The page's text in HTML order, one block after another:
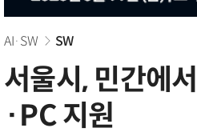
AI·SW SW
서울시, 민간에
·PC 지원